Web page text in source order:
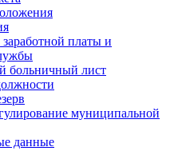
платы и
больничный лист
муниципальной
данные